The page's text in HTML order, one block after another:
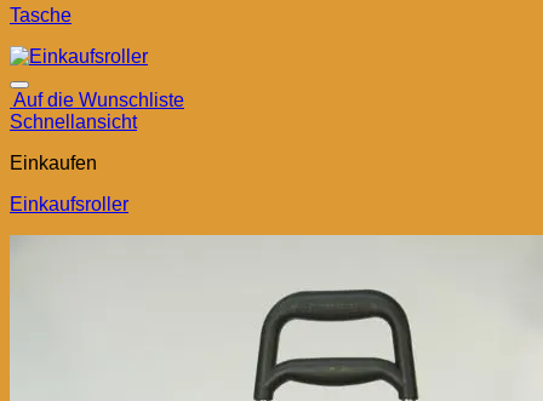
Tasche
Auf die Wunschliste
Schnellansicht
Einkaufen
Einkaufsroller